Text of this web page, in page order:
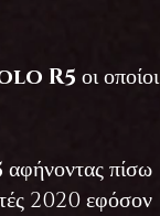
R5 οι οποίοι
αφήνοντας πίσω
2020 εφόσον